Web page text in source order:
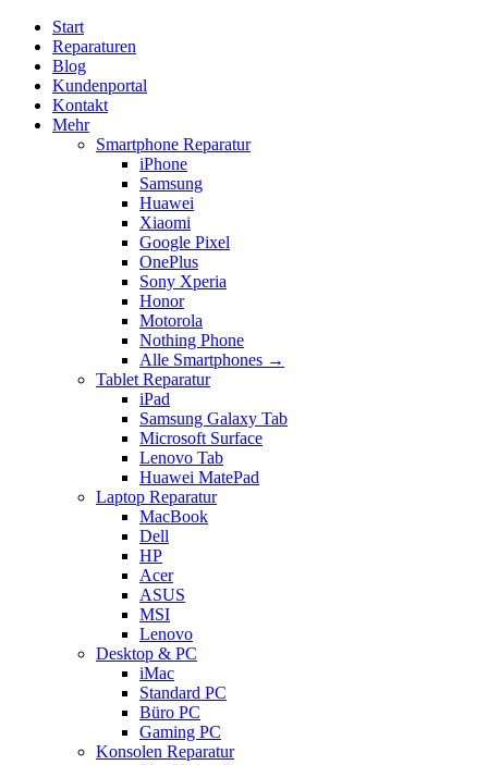
Start
Reparaturen
Blog
Kundenportal
Kontakt
Mehr
Smartphone Reparatur
iPhone
Samsung
Huawei
Xiaomi
Google Pixel
OnePlus
Sony Xperia
Honor
Motorola
Nothing Phone
Alle Smartphones →
Tablet Reparatur
iPad
Samsung Galaxy Tab
Microsoft Surface
Lenovo Tab
Huawei MatePad
Laptop Reparatur
MacBook
Dell
HP
Acer
ASUS
MSI
Lenovo
Desktop & PC
iMac
Standard PC
Büro PC
Gaming PC
Konsolen Reparatur